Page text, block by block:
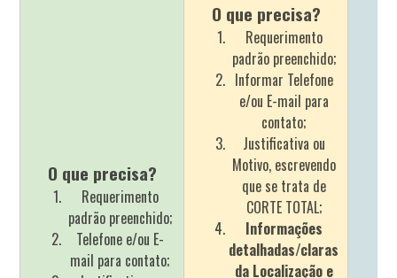
O que precisa?
Requerimento
padrão preenchido;
Telefone e/ou E-
mail para contato;
O que precisa?
Requerimento
padrão preenchido;
Informar Telefone
e/ou E-mail para
contato;
Justificativa ou
Motivo, escrevendo
que se trata de
CORTE TOTAL;
Informações
detalhadas/claras
da Localização e